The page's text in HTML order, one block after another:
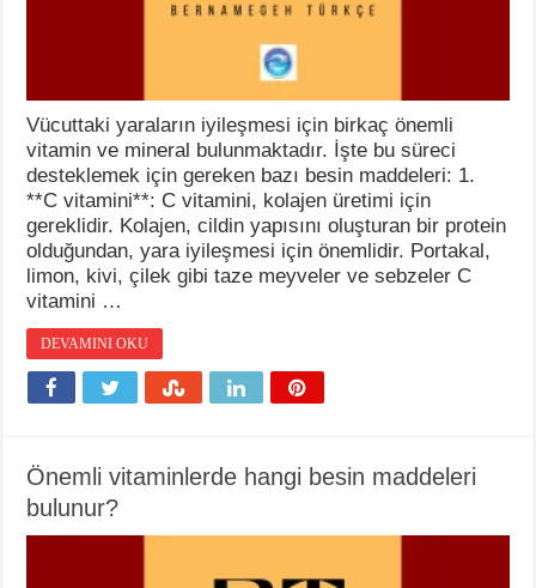
Vücuttaki yaraların iyileşmesi için birkaç önemli
vitamin ve mineral bulunmaktadır. İşte bu süreci
desteklemek için gereken bazı besin maddeleri: 1.
**C vitamini**: C vitamini, kolajen üretimi için
gereklidir. Kolajen, cildin yapısını oluşturan bir protein
olduğundan, yara iyileşmesi için önemlidir. Portakal,
limon, kivi, çilek gibi taze meyveler ve sebzeler C
vitamini …
DEVAMINI OKU
Önemli vitaminlerde hangi besin maddeleri
bulunur?